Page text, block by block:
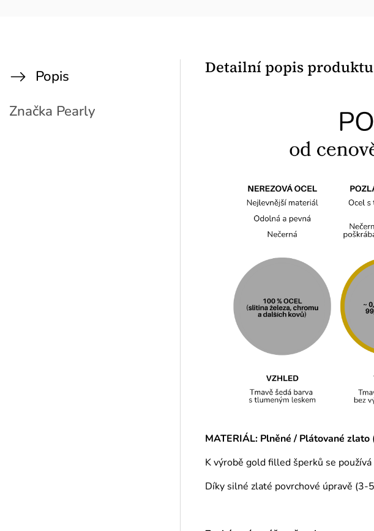
Popis
Značka Pearly
Detailní popis produktu
MATERIÁL: Plněné / Plátované
K výrobě gold filled šperků se
Díky silné zlaté povrchové úpravě